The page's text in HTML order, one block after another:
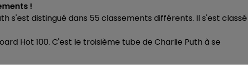
!
s'est distingué dans 55 classements différents. Il s'est classé
Hot 100. C'est le troisième tube de Charlie Puth à se